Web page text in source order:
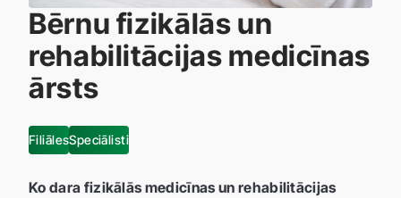
Bērnu fizikālās un
rehabilitācijas medicīnas
ārsts
FiliālesSpeciālisti
Ko dara fizikālās medicīnas un rehabilitācijas